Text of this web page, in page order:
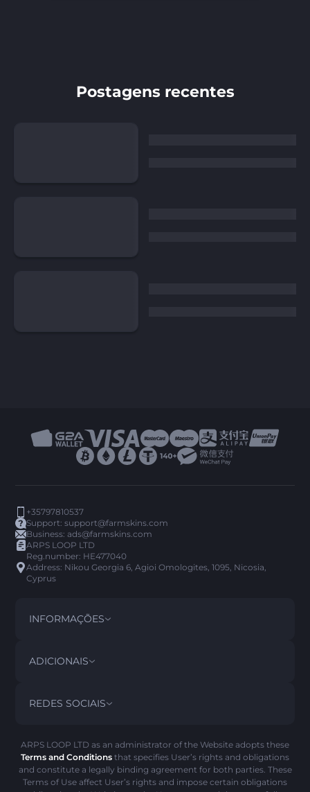
Postagens recentes
+35797810537
Support:support@farmskins.com
Business:ads@farmskins.com
ARPS LOOP LTD
Reg.number: HE477040
Address: Nikou Georgia 6, Agioi Omologites, 1095, Nicosia,
Cyprus
INFORMAÇÕES
TERMOS E CONDIÇÕES
POLITICA DE REEMBOLSO
POLÍTICA DE COOKIES
ADICIONAIS
FAQ
REDES SOCIAIS
ARPS LOOP LTD as an administrator of the Website adopts these
Terms and Conditions that specifies User’s rights and obligations
and constitute a legally binding agreement for both parties. These
Terms of Use affect User’s rights and impose certain obligations